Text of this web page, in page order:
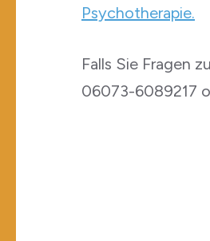
Psychotherapie.
Falls Sie Fragen
06073-6089217